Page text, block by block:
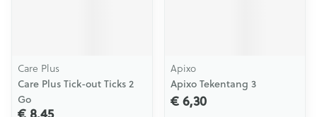
Care Plus
Care Plus Tick-out Ticks 2
Go
Apixo
Apixo Tekentang 3
€ 6,30